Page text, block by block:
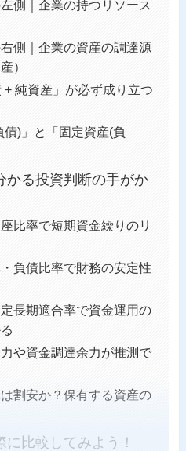
側｜企業の持つリソース
側｜企業の資産の調達源
）
+ 純資産」が必ず成り立つ
債)」と「固定資産(負
かる投資判断の手がか
比率で短期資金繰りのリ
負債比率で財務の安定性
長期適合率で資金運用の
や資金調達余力が推測で
割安か？保有する資産の
比較してみよう！